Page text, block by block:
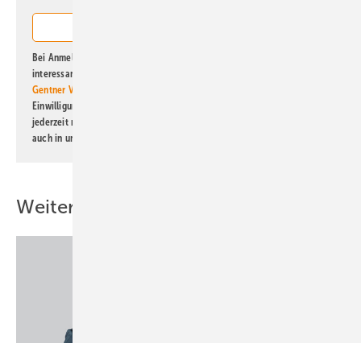
Bei Anmeldung zu diesem Newsletter bin ich damit einverstanden, über
interessante Verlags- und Online-Angebote
Gentner Verlag GmbH & Co. KG
Einwilligung kann ich jederzeit widerrufen und eine Abmeldung ist
jederzeit möglich. Informationen zum Umgang mit Daten finden Sie
auch in unserer
Weitere Inhalte